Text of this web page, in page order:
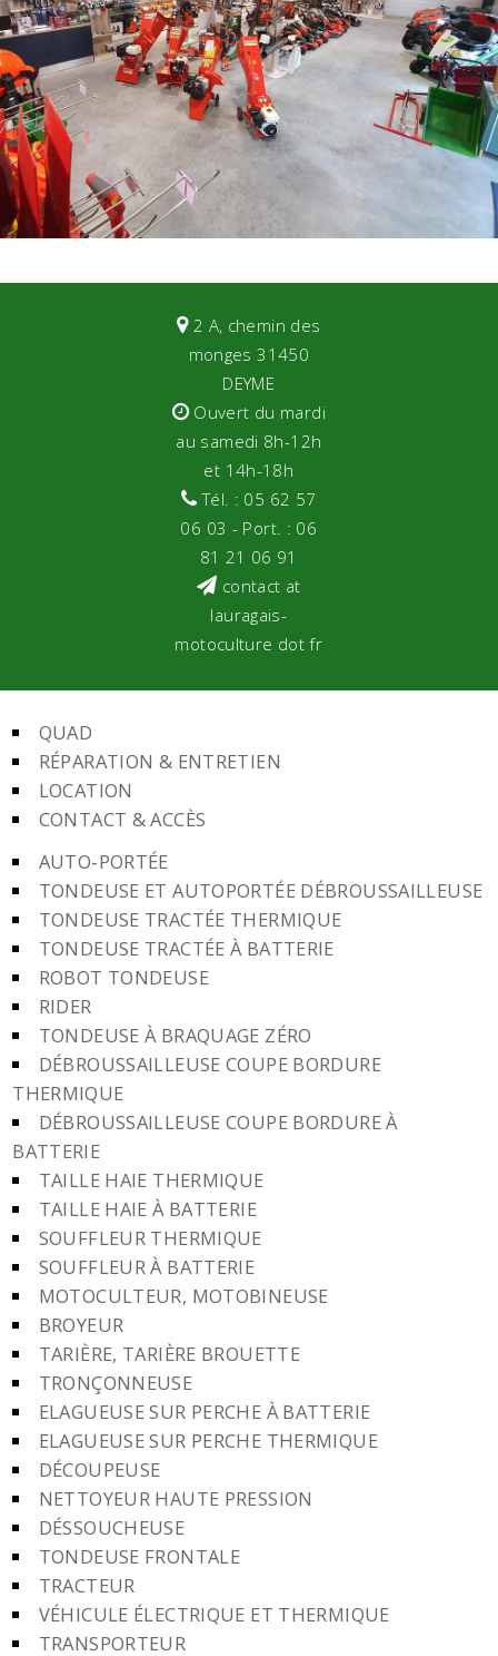
2 A, chemin des
monges 31450
DEYME
Ouvert du mardi
au samedi 8h-12h
et 14h-18h
Tél. : 05 62 57
06 03 - Port. : 06
81 21 06 91
contact at
lauragais-
motoculture dot fr
QUAD
RÉPARATION & ENTRETIEN
LOCATION
CONTACT & ACCÈS
AUTO-PORTÉE
TONDEUSE ET AUTOPORTÉE DÉBROUSSAILLEUSE
TONDEUSE TRACTÉE THERMIQUE
TONDEUSE TRACTÉE À BATTERIE
ROBOT TONDEUSE
RIDER
TONDEUSE À BRAQUAGE ZÉRO
DÉBROUSSAILLEUSE COUPE BORDURE
THERMIQUE
DÉBROUSSAILLEUSE COUPE BORDURE À
BATTERIE
TAILLE HAIE THERMIQUE
TAILLE HAIE À BATTERIE
SOUFFLEUR THERMIQUE
SOUFFLEUR À BATTERIE
MOTOCULTEUR, MOTOBINEUSE
BROYEUR
TARIÈRE, TARIÈRE BROUETTE
TRONÇONNEUSE
ELAGUEUSE SUR PERCHE À BATTERIE
ELAGUEUSE SUR PERCHE THERMIQUE
DÉCOUPEUSE
NETTOYEUR HAUTE PRESSION
DÉSSOUCHEUSE
TONDEUSE FRONTALE
TRACTEUR
VÉHICULE ÉLECTRIQUE ET THERMIQUE
TRANSPORTEUR